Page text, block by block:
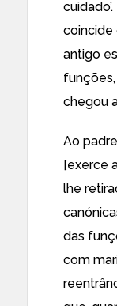
coincide
antigo
chegou
Ao
[exerce
lhe
das
com